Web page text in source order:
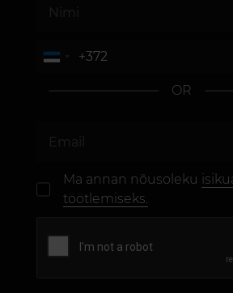
OR
Ma annan nõusoleku
töötlemiseks.